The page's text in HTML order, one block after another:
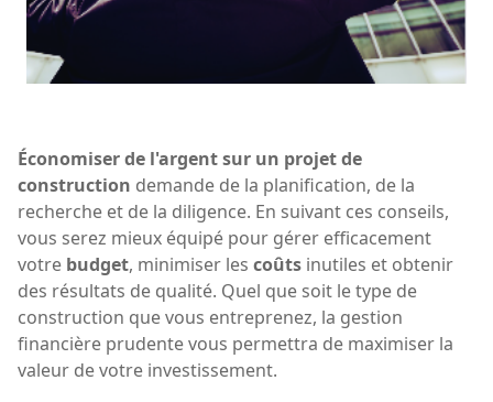
Économiser de l'argent sur un projet de
construction demande de la planification, de la
recherche et de la diligence. En suivant ces conseils,
vous serez mieux équipé pour gérer efficacement
votre budget, minimiser les coûts inutiles et obtenir
des résultats de qualité. Quel que soit le type de
construction que vous entreprenez, la gestion
financière prudente vous permettra de maximiser la
valeur de votre investissement.